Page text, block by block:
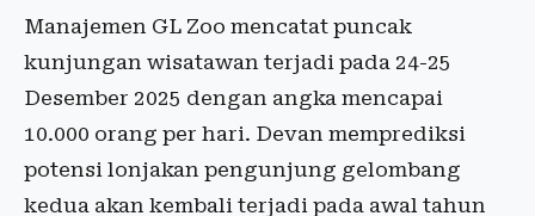
Manajemen GL Zoo mencatat puncak
kunjungan wisatawan terjadi pada 24-25
Desember 2025 dengan angka mencapai
10.000 orang per hari. Devan memprediksi
potensi lonjakan pengunjung gelombang
kedua akan kembali terjadi pada awal tahun